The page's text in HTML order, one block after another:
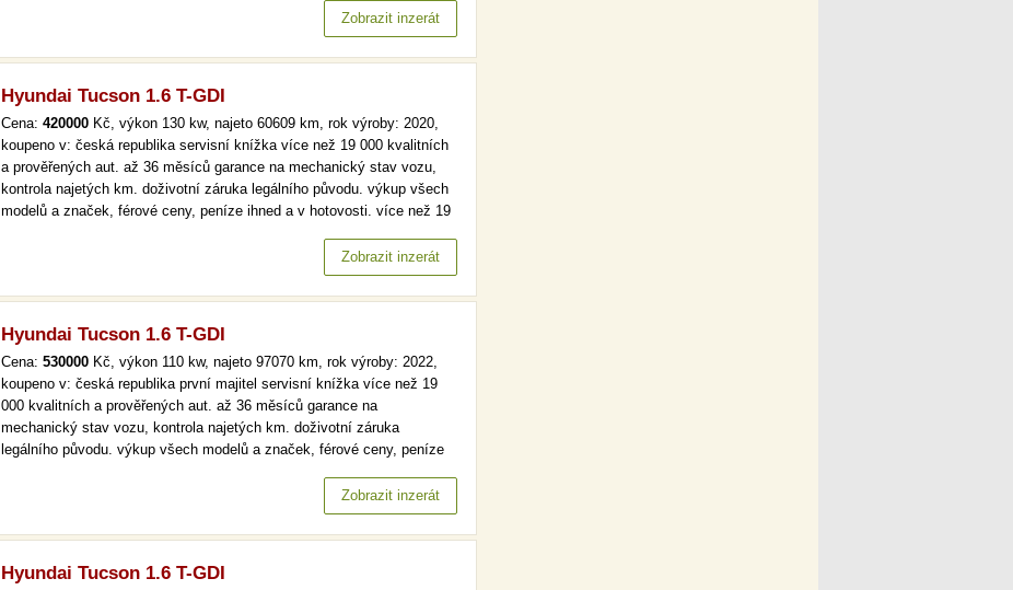
36 měsíců garance na mechanický stav vozu, kontrola…Zobrazit inzerát
Hyundai Tucson 1.6 T-GDI
Cena: 420000 Kč, výkon 130 kw, najeto 60609 km, rok výroby: 2020,
koupeno v: česká republika servisní knížka více než 19 000 kvalitních
a prověřených aut. až 36 měsíců garance na mechanický stav vozu,
kontrola najetých km. doživotní záruka legálního původu. výkup všech
modelů a značek, férové ceny, peníze ihned a v hotovosti. více než 19
mechanický stav vozu, kontrola najetých km. doživotní záruka…
Zobrazit inzerát
Hyundai Tucson 1.6 T-GDI
Cena: 530000 Kč, výkon 110 kw, najeto 97070 km, rok výroby: 2022,
koupeno v: česká republika první majitel servisní knížka více než 19
000 kvalitních a prověřených aut. až 36 měsíců garance na
mechanický stav vozu, kontrola najetých km. doživotní záruka
legálního původu. výkup všech modelů a značek, férové ceny, peníze
36 měsíců garance na mechanický stav vozu, kontrola najetých km.…
Zobrazit inzerát
Hyundai Tucson 1.6 T-GDI